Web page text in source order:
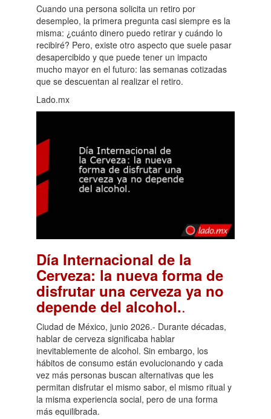
Cuando una persona solicita un retiro por
desempleo, la primera pregunta casi siempre es la
misma: ¿cuánto dinero puedo retirar y cuándo lo
recibiré? Pero, existe otro aspecto que suele pasar
desapercibido y que puede tener un impacto
mucho mayor en el futuro: las semanas cotizadas
que se descuentan al realizar el retiro.
Lado.mx
Día Internacional de la
Cerveza: la nueva forma de
disfrutar una cerveza ya no
depende del alcohol..
Ciudad de México, junio 2026.- Durante décadas,
hablar de cerveza significaba hablar
inevitablemente de alcohol. Sin embargo, los
hábitos de consumo están evolucionando y cada
vez más personas buscan alternativas que les
permitan disfrutar el mismo sabor, el mismo ritual y
la misma experiencia social, pero de una forma
más equilibrada.